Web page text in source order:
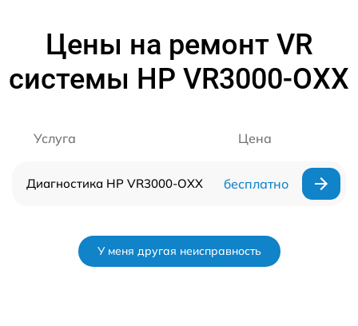
Цены на ремонт VR
системы HP VR3000-OXX
Услуга Цена
Диагностика HP VR3000-OXX бесплатно
У меня другая неисправность